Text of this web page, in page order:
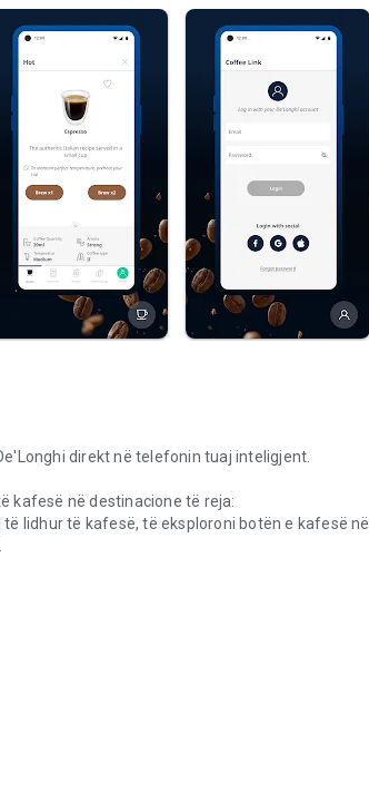
direkt në telefonin tuaj inteligjent.
kafesë në destinacione të reja:
lidhur të kafesë, të eksploroni botën e kafesë në
juaj
tuaj: